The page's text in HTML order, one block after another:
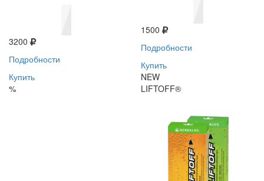
3200
Подробности
Купить
%
1500
Подробности
Купить
NEW
LIFTOFF®